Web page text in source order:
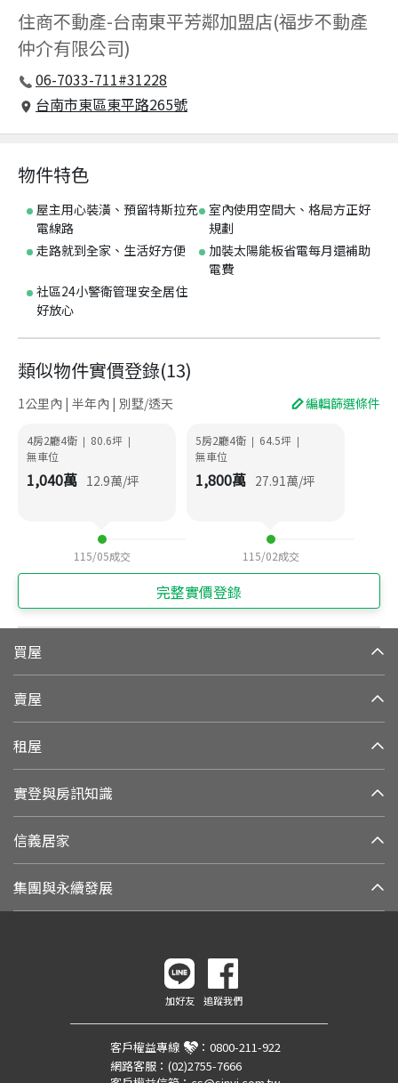
住商不動產-台南東平芳鄰加盟店(福步不動產
仲介有限公司)
06-7033-711#31228
台南市東區東平路265號
物件特色
屋主用心裝潢、預留特斯拉充
電線路
室內使用空間大、格局方正好
規劃
走路就到全家、生活好方便
加裝太陽能板省電每月還補助
電費
社區24小警衛管理安全居住
好放心
類似物件實價登錄(13)
1公里內 | 半年內 | 別墅/透天 編輯篩選條件
4房2廳4衛 | 80.6坪 |
無車位
1,040萬 12.9萬/坪
115/05成交
5房2廳4衛 | 64.5坪 |
無車位
1,800萬 27.91萬/坪
115/02成交
完整實價登錄
買屋
賣屋
租屋
實登與房訊知識
信義居家
集團與永續發展
加好友 追蹤我們
客戶權益專線 ： 0800-211-922
網路客服： (02)2755-7666